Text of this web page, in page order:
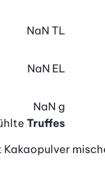
NaN TL
NaN EL
Truffes
NaN g
Kakaopulver